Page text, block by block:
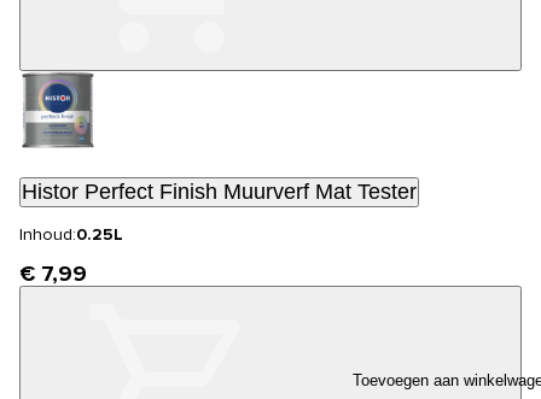
Histor Perfect Finish Muurverf Mat Tester
Inhoud:0.25L
€ 7,99
Toevoegen aan